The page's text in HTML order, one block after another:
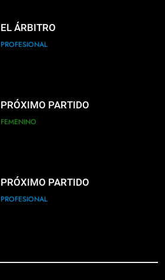
EL ÁRBITRO
PROFESIONAL
PRÓXIMO PARTIDO
FEMENINO
PRÓXIMO PARTIDO
PROFESIONAL
HACÉ EL CANJE